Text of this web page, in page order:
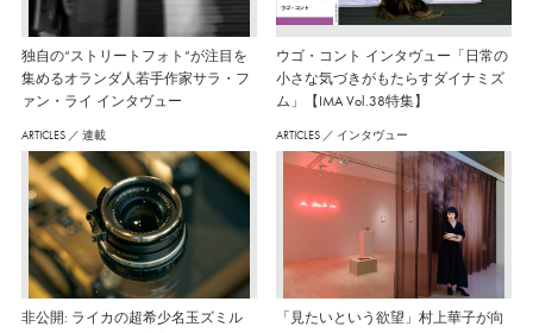
独自の“ストリートフォト”が注目を
集めるオランダ人若手作家サラ・フ
ァン・ライ インタヴュー
ウゴ・コント インタヴュー「日常の
小さな気づきがもたらすダイナミズ
ム」【IMA Vol.38特集】
ARTICLES ／ 連載
非公開: ライカの超希少名玉ズミル
ARTICLES ／ インタヴュー
「見たいという欲望」村上華子が向